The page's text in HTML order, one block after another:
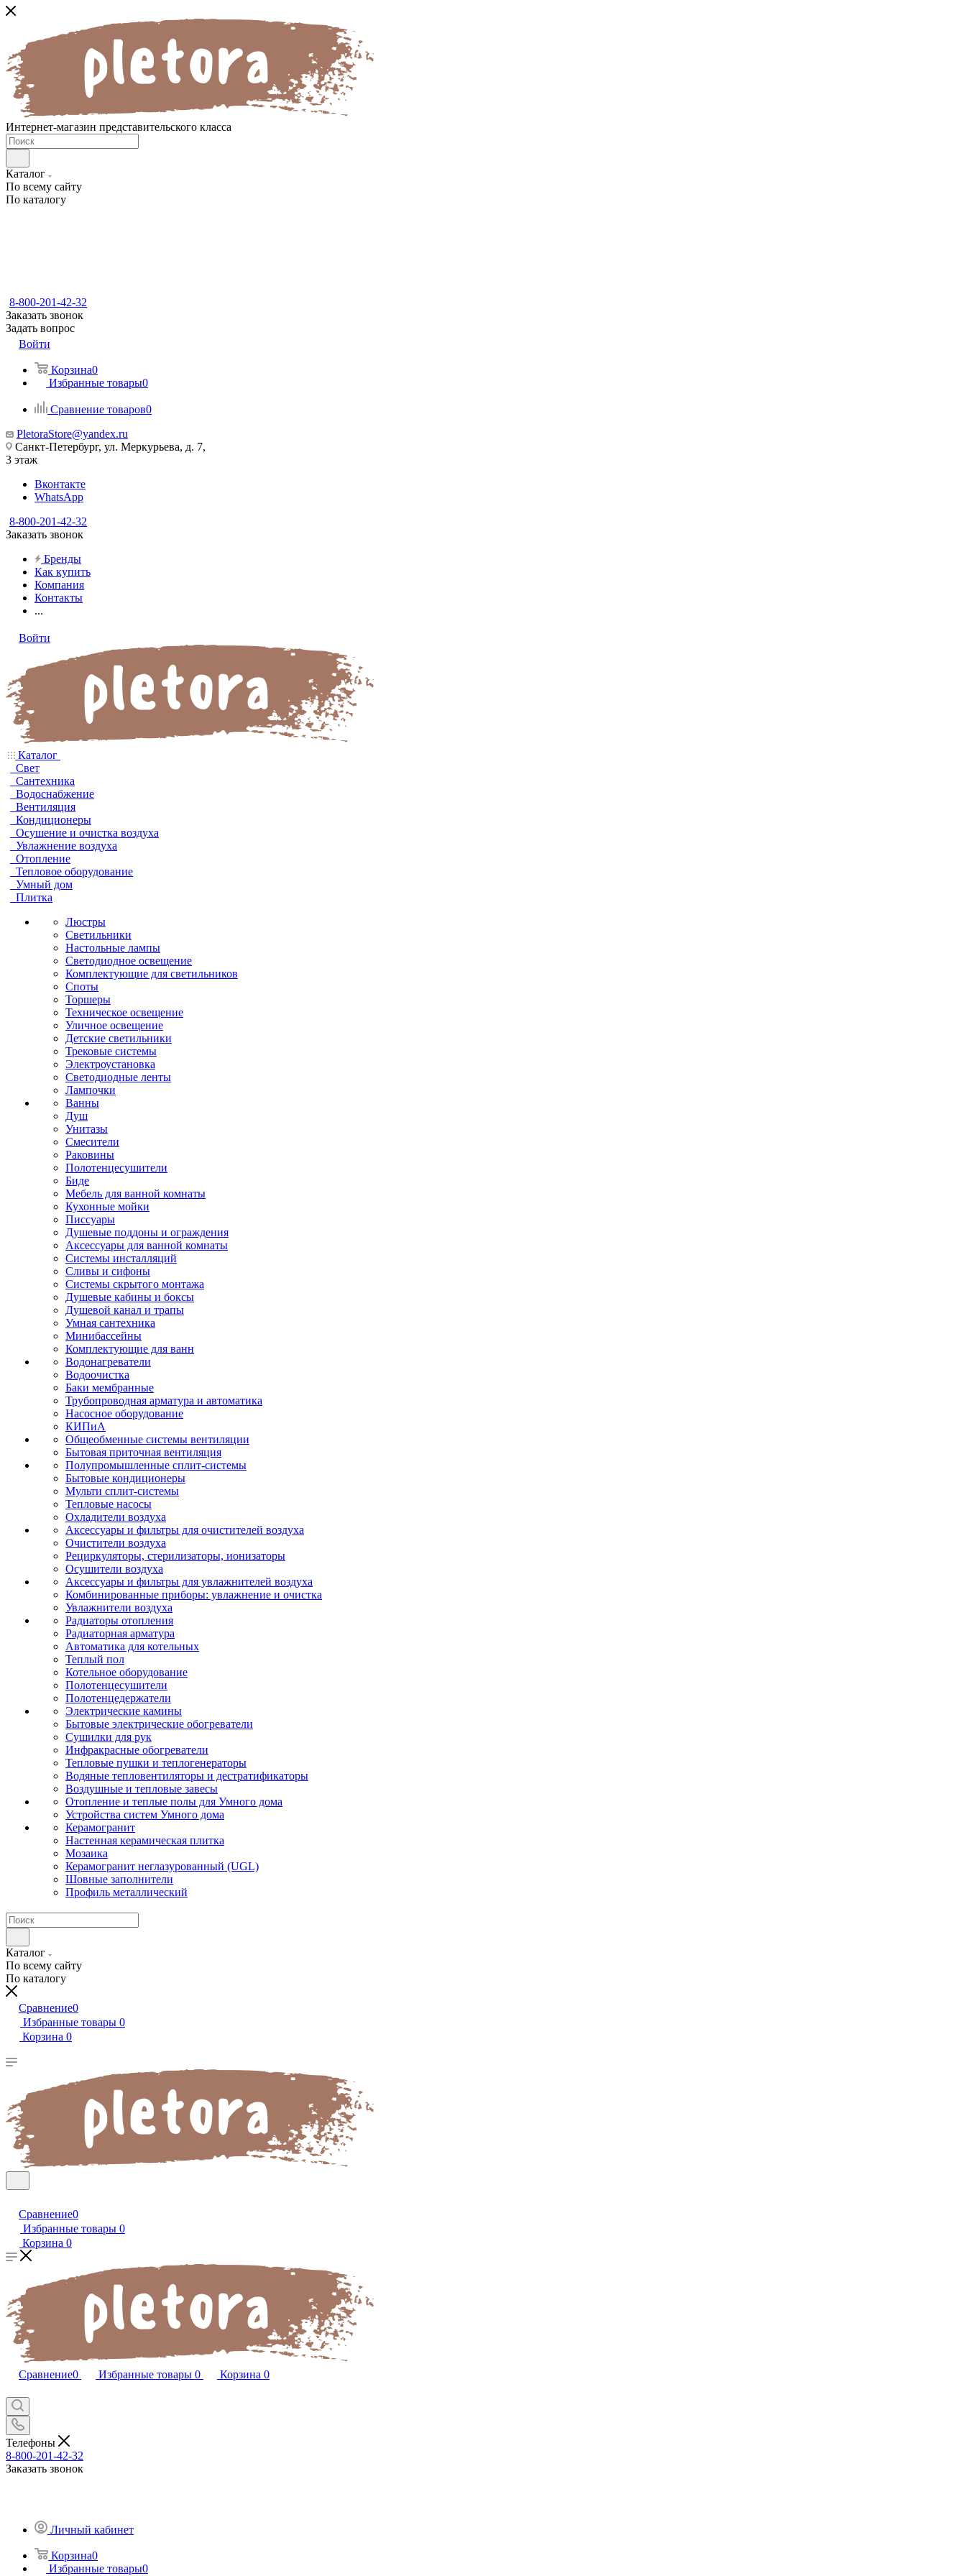
Интернет-магазин представительского класса
Каталог
По всему сайту
По каталогу
8-800-201-42-32
Заказать звонок
Задать вопрос
Войти
Корзина0
Избранные товары0
Сравнение товаров0
PletoraStore@yandex.ru
Санкт-Петербург, ул. Меркурьева, д. 7,
3 этаж
Вконтакте
WhatsApp
8-800-201-42-32
Заказать звонок
Бренды
Как купить
Компания
Контакты
...
Войти
Каталог
Свет
Сантехника
Водоснабжение
Вентиляция
Кондиционеры
Осушение и очистка воздуха
Увлажнение воздуха
Отопление
Тепловое оборудование
Умный дом
Плитка
Люстры
Светильники
Настольные лампы
Светодиодное освещение
Комплектующие для светильников
Споты
Торшеры
Техническое освещение
Уличное освещение
Детские светильники
Трековые системы
Электроустановка
Светодиодные ленты
Лампочки
Ванны
Душ
Унитазы
Смесители
Раковины
Полотенцесушители
Биде
Мебель для ванной комнаты
Кухонные мойки
Писсуары
Душевые поддоны и ограждения
Аксессуары для ванной комнаты
Системы инсталляций
Сливы и сифоны
Системы скрытого монтажа
Душевые кабины и боксы
Душевой канал и трапы
Умная сантехника
Минибассейны
Комплектующие для ванн
Водонагреватели
Водоочистка
Баки мембранные
Трубопроводная арматура и автоматика
Насосное оборудование
КИПиА
Общеобменные системы вентиляции
Бытовая приточная вентиляция
Полупромышленные сплит-системы
Бытовые кондиционеры
Мульти сплит-системы
Тепловые насосы
Охладители воздуха
Аксессуары и фильтры для очистителей воздуха
Очистители воздуха
Рециркуляторы, стерилизаторы, ионизаторы
Осушители воздуха
Аксессуары и фильтры для увлажнителей воздуха
Комбинированные приборы: увлажнение и очистка
Увлажнители воздуха
Радиаторы отопления
Радиаторная арматура
Автоматика для котельных
Теплый пол
Котельное оборудование
Полотенцесушители
Полотенцедержатели
Электрические камины
Бытовые электрические обогреватели
Сушилки для рук
Инфракрасные обогреватели
Тепловые пушки и теплогенераторы
Водяные тепловентиляторы и дестратификаторы
Воздушные и тепловые завесы
Отопление и теплые полы для Умного дома
Устройства систем Умного дома
Керамогранит
Настенная керамическая плитка
Мозаика
Керамогранит неглазурованный (UGL)
Шовные заполнители
Профиль металлический
Каталог
По всему сайту
По каталогу
Сравнение0
Избранные товары 0
Корзина 0
Сравнение0
Избранные товары 0
Корзина 0
Сравнение0 Избранные товары 0 Корзина 0
Телефоны
8-800-201-42-32
Заказать звонок
Личный кабинет
Корзина0
Избранные товары0